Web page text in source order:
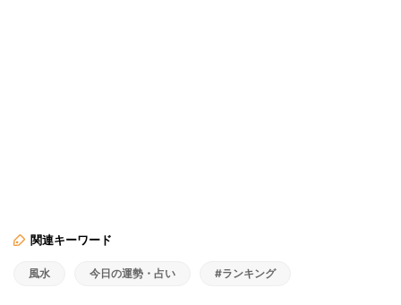
関連キーワード
風水 今日の運勢・占い #ランキング